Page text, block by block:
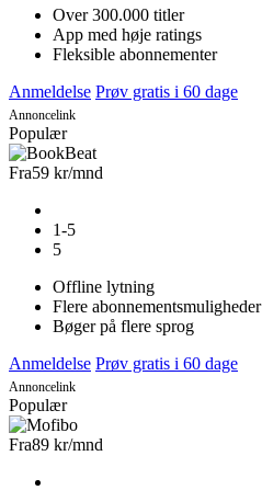
Over 300.000 titler
App med høje ratings
Fleksible abonnementer
Anmeldelse Prøv gratis i 60 dage
Annoncelink
Populær
Fra59 kr/mnd
1-5
5
Offline lytning
Flere abonnementsmuligheder
Bøger på flere sprog
Anmeldelse Prøv gratis i 60 dage
Annoncelink
Populær
Fra89 kr/mnd